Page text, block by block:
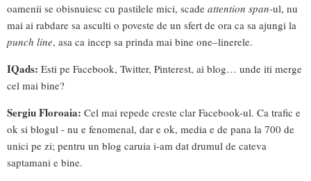
oamenii se obisnuiesc cu pastilele mici, scade attention span-ul, nu
mai ai rabdare sa asculti o poveste de un sfert de ora ca sa ajungi la
punch line, asa ca incep sa prinda mai bine one–linerele.
IQads: Esti pe Facebook, Twitter, Pinterest, ai blog… unde iti merge
cel mai bine?
Sergiu Floroaia: Cel mai repede creste clar Facebook-ul. Ca trafic e
ok si blogul - nu e fenomenal, dar e ok, media e de pana la 700 de
unici pe zi; pentru un blog caruia i-am dat drumul de cateva
saptamani e bine.